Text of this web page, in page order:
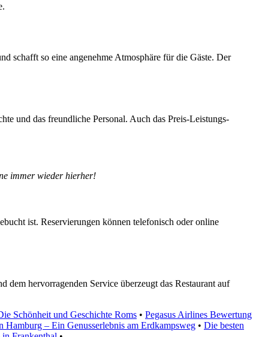
schafft so eine angenehme Atmosphäre für die Gäste. Der
und das freundliche Personal. Auch das Preis-Leistungs-
immer wieder hierher!
ist. Reservierungen können telefonisch oder online
hervorragenden Service überzeugt das Restaurant auf
Schönheit und Geschichte Roms • Pegasus Airlines Bewertung
Hamburg – Ein Genusserlebnis am Erdkampsweg • Die besten